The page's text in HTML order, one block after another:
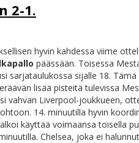
2-1.
hyvin kahdessa viime
päässään. Toisessa
sarjataulukossa sijalle 18.
lisää pisteitä tulevissa
vahvan Liverpool-joukkueen,
14. minuutilla hyvin
käyttää voimaansa toisella
Chelsea, joka ei